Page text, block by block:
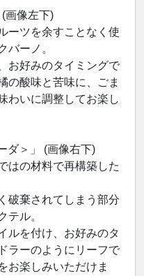
(画像左下)
ーツを余すことなく使
バーノ。
お好みのタイミングで
の酸味と苦味に、ごま
わいに調整してお楽し
ダ＞」 (画像右下)
はの材料で再構築した
破棄されてしまう部分
テル。
ルを付け、お好みのタ
ラーのようにリーフで
お楽しみいただけま